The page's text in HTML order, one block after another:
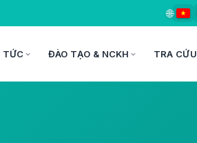
🌐
TỨC ĐÀO TẠO & NCKH TRA CỨU